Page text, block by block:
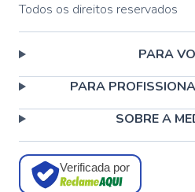
Todos os direitos reservados
PARA
PARA
SOBRE A
Verificada por